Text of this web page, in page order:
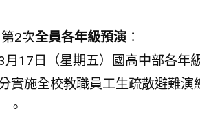
第2次全員各年級預演 ：
月17日（星期五）國高中部各年
實施全校教職員工生疏散避難演
。